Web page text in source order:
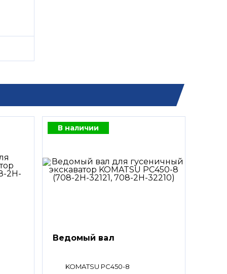
В наличии
Ведомый вал
KOMATSU PC450-8